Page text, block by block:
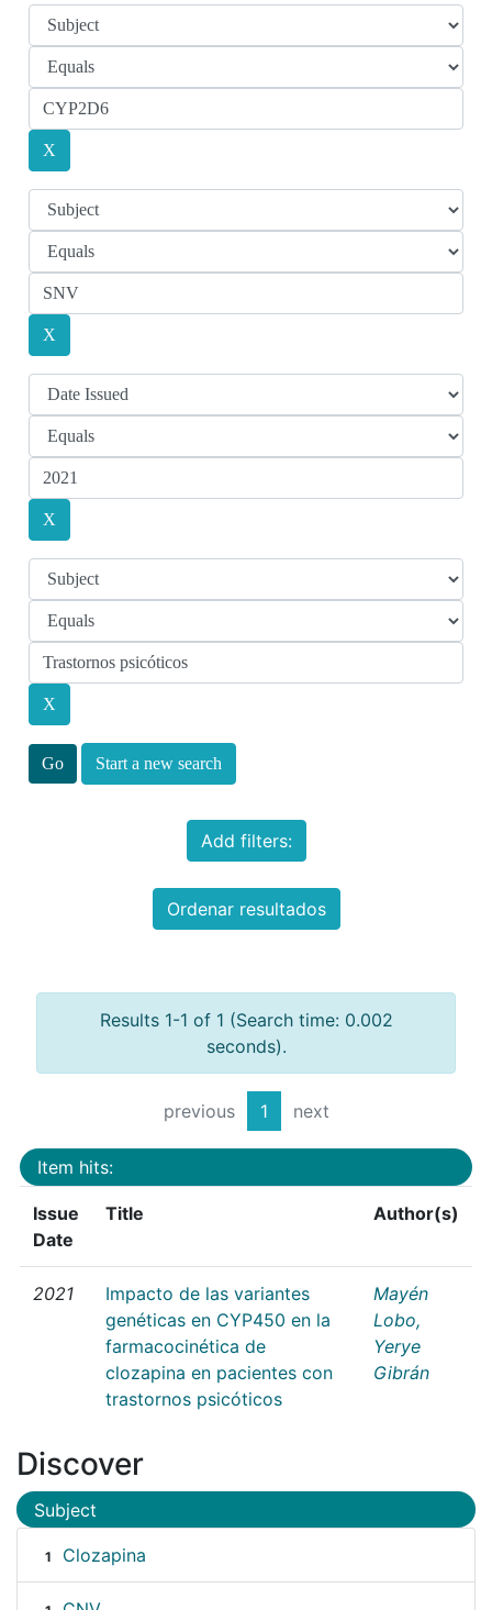
Start a new search
Add filters:
Ordenar resultados
Results 1-1 of 1 (Search time: 0.002
seconds).
previous 1 next
Item hits:
Issue
Date
Title Author(s)
2021
Impacto de las variantes
genéticas en CYP450 en la
farmacocinética de
clozapina en pacientes con
trastornos psicóticos
Mayén
Lobo,
Yerye
Gibrán
Discover
Subject
1 Clozapina